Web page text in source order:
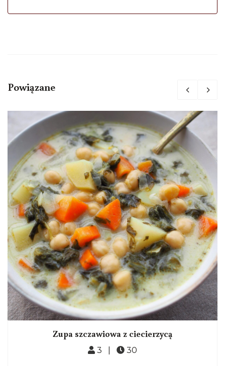
Powiązane
Zupa szczawiowa z ciecierzycą
3 | 30